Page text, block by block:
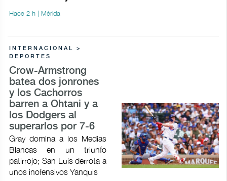
Hace 2 h | Mérida
INTERNACIONAL >
DEPORTES
Crow-Armstrong
batea dos jonrones
y los Cachorros
barren a Ohtani y a
los Dodgers al
superarlos por 7-6
Gray domina a los Medias
Blancas en un triunfo
patirrojo; San Luis derrota a
unos inofensivos Yanquis